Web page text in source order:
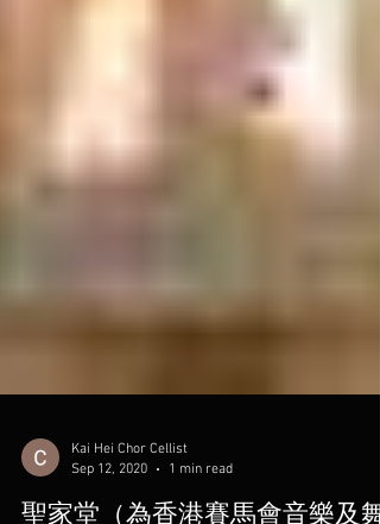
Kai Hei Chor Cellist